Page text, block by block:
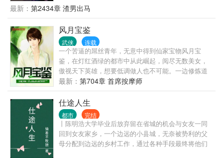
了成为真正的男子汉，太监叶十三，注定经历九九八
十一难……
最新： 第2434章 渣男出马
风月宝鉴
武侠 连载
一个苦逼的屌丝青年，无意中得到仙家宝物风月宝
鉴，在灯红酒绿的都市中从此崛起，阅尽无数美女，
傲视天下英雄，想要低调做人也不可能。一边修炼道
法，提升境界，一边玩弄狂妄之徒于股掌之间。进企
鹅号交流>
最新： 第704章 首席按摩师
仕途人生
都市 完结
丨陈明浩大学毕业后放弃留在省城的机会与女友一同
回到女友家乡，一个边远的小县城，无奈被势利的父
母分配到边远的乡村工作，通过各种手段最终将他们